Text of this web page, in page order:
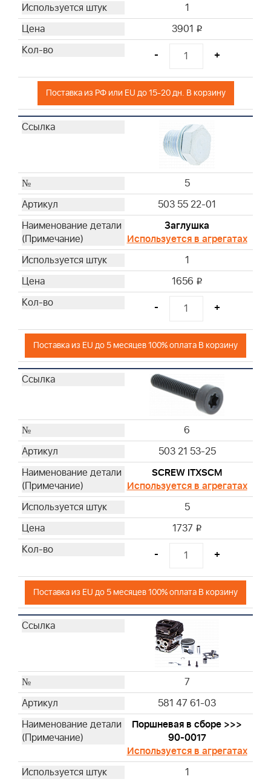
1
3901 i
- +
Поставка из РФ или EU до 15-20 дн. В корзину
5
503 55 22-01
Заглушка
Используется в агрегатах
1
1656 i
- +
Поставка из EU до 5 месяцев 100% оплата В корзину
6
503 21 53-25
SCREW ITXSCM
Используется в агрегатах
5
1737 i
- +
Поставка из EU до 5 месяцев 100% оплата В корзину
7
581 47 61-03
Поршневая в сборе >>>
90-0017
Используется в агрегатах
1